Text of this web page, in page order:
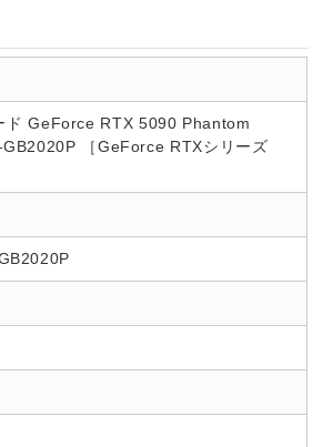
ド GeForce RTX 5090 Phantom
［GeForce RTXシリーズ